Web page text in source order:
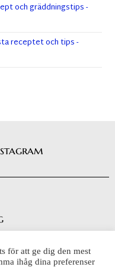
och gräddningstips -
receptet och tips -
för att ge dig den mest
ihåg dina preferenser